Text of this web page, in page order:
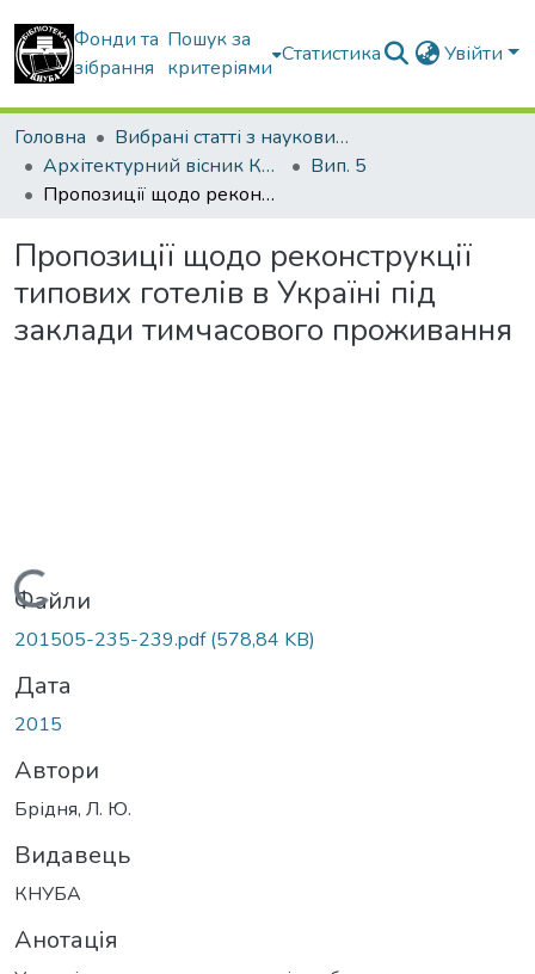
Фонди та
зібрання
Пошук за
критеріями
Статистика Увійти
Головна
Вибрані статті з наукових збірників КНУБА
Архітектурний вісник КНУБА
Вип. 5
Пропозиції щодо реконструкції типових готелів в Україні під заклади тимчасового проживання
Пропозиції щодо реконструкції
типових готелів в Україні під
заклади тимчасового проживання
Вантажиться...
Файли
201505-235-239.pdf(578,84 KB)
Дата
2015
Автори
Брідня, Л. Ю.
Видавець
КНУБА
Анотація